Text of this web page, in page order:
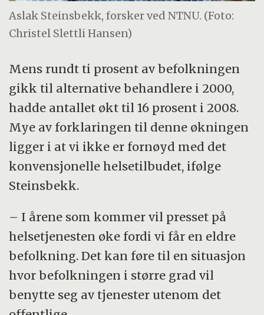
Aslak Steinsbekk, forsker ved NTNU. (Foto:
Christel Slettli Hansen)
Mens rundt ti prosent av befolkningen
gikk til alternative behandlere i 2000,
hadde antallet økt til 16 prosent i 2008.
Mye av forklaringen til denne økningen
ligger i at vi ikke er fornøyd med det
konvensjonelle helsetilbudet, ifølge
Steinsbekk.
– I årene som kommer vil presset på
helsetjenesten øke fordi vi får en eldre
befolkning. Det kan føre til en situasjon
hvor befolkningen i større grad vil
benytte seg av tjenester utenom det